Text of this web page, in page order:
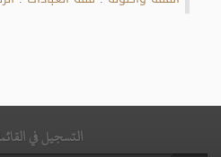
التسجيل في